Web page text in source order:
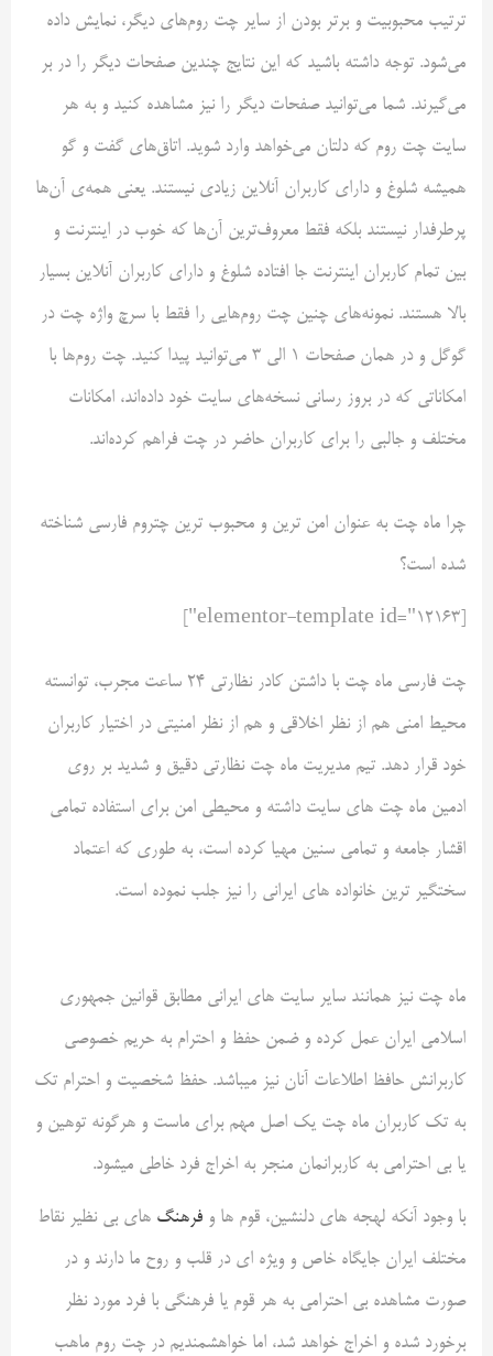
ترتیب محبوبیت و برتر بودن از سایر چت روم‌های دیگر، نمایش داده
می‌شود. توجه داشته باشید که این نتایج چندین صفحات دیگر را در بر
می‌گیرند. شما می‌توانید صفحات دیگر را نیز مشاهده کنید و به هر
سایت چت روم که دلتان می‌خواهد وارد شوید. اتاق‌های گفت و گو
همیشه شلوغ و دارای کاربران آنلاین زیادی نیستند. یعنی همه‌ی آن‌ها
پرطرفدار نیستند بلکه فقط معروف‌ترین آن‌ها که خوب در اینترنت و
بین تمام کاربران اینترنت جا افتاده شلوغ و دارای کاربران آنلاین بسیار
بالا هستند. نمونه‌های چنین چت روم‌هایی را فقط با سرچ واژه چت در
گوگل و در همان صفحات ۱ الی ۳ می‌توانید پیدا کنید. چت روم‌ها با
امکاناتی که در بروز رسانی نسخه‌های سایت خود داده‌اند، امکانات
مختلف و جالبی را برای کاربران حاضر در چت فراهم کرده‌اند.
چرا ماه چت به عنوان امن ترین و محبوب ترین چتروم فارسی شناخته
شده است؟
چت فارسی ماه چت با داشتن کادر نظارتی 24 ساعت مجرب، توانسته
محیط امنی هم از نظر اخلاقی و هم از نظر امنیتی در اختیار کاربران
خود قرار دهد. تیم مدیریت ماه چت نظارتی دقیق و شدید بر روی
ادمین ماه چت های سایت داشته و محیطی امن برای استفاده تمامی
اقشار جامعه و تمامی سنین مهیا کرده است، به طوری که اعتماد
سختگیر ترین خانواده های ایرانی را نیز جلب نموده است.
ماه چت نیز همانند سایر سایت های ایرانی مطابق قوانین جمهوری
اسلامی ایران عمل کرده و ضمن حفظ و احترام به حریم خصوصی
کاربرانش حافظ اطلاعات آنان نیز میباشد. حفظ شخصیت و احترام تک
به تک کاربران ماه چت یک اصل مهم برای ماست و هرگونه توهین و
یا بی احترامی به کاربرانمان منجر به اخراج فرد خاطی میشود.
با وجود آنکه لهجه های دلنشین، قوم ها و فرهنگ های بی نظیر نقاط
مختلف ایران جایگاه خاص و ویژه ای در قلب و روح ما دارند و در
صورت مشاهده بی احترامی به هر قوم یا فرهنگی با فرد مورد نظر
برخورد شده و اخراج خواهد شد، اما خواهشمندیم در چت روم ماهب